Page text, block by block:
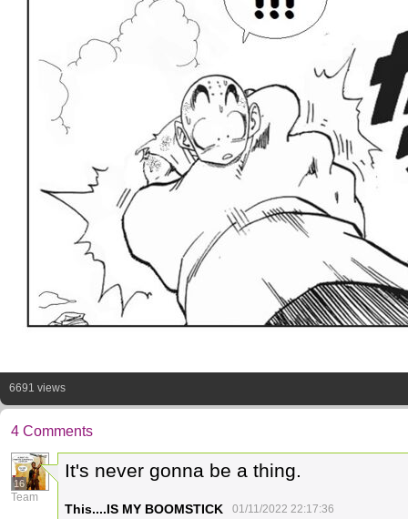
6691 views
4 Comments
16
Team
It's never gonna be a thing.
This....IS MY BOOMSTICK 01/11/2022 22:17:36